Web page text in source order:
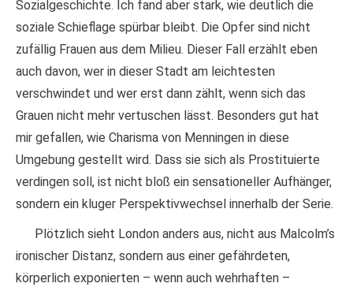
Sozialgeschichte. Ich fand aber stark, wie deutlich die
soziale Schieflage spürbar bleibt. Die Opfer sind nicht
zufällig Frauen aus dem Milieu. Dieser Fall erzählt eben
auch davon, wer in dieser Stadt am leichtesten
verschwindet und wer erst dann zählt, wenn sich das
Grauen nicht mehr vertuschen lässt. Besonders gut hat
mir gefallen, wie Charisma von Menningen in diese
Umgebung gestellt wird. Dass sie sich als Prostituierte
verdingen soll, ist nicht bloß ein sensationeller Aufhänger,
sondern ein kluger Perspektivwechsel innerhalb der Serie.
Plötzlich sieht London anders aus, nicht aus Malcolm’s
ironischer Distanz, sondern aus einer gefährdeten,
körperlich exponierten – wenn auch wehrhaften –